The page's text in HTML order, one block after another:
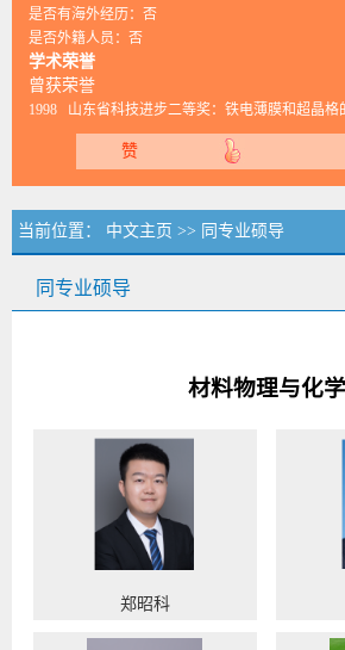
是否有海外经历：否
是否外籍人员：否
学术荣誉
曾获荣誉
1998 山东省科技进步二等奖：铁电薄膜和超晶格
赞
当前位置： 中文主页 >> 同专业硕导
同专业硕导
材料物理与化学
郑昭科